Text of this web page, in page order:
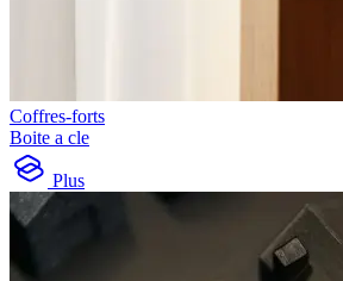
Coffres-forts
Boite a cle
Plus